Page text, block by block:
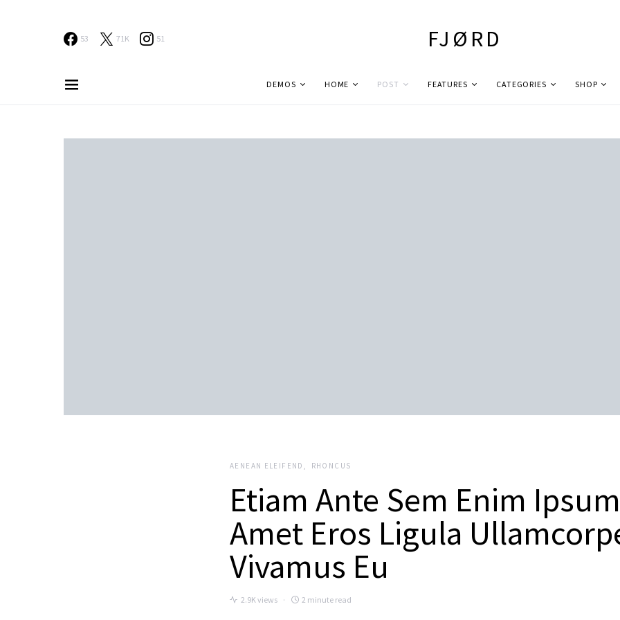
53 71K 51 FJØRD
DEMOS HOME POST FEATURES CATEGORIES SHOP
AENEAN ELEIFEND RHONCUS
Etiam Ante Sem Enim Ipsum
Amet Eros Ligula
Vivamus Eu
2.9K views 2 minute read